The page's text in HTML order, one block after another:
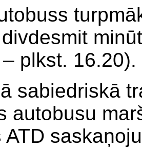
plkst. 16.20).
sabiedriskā
autobusu
ATD